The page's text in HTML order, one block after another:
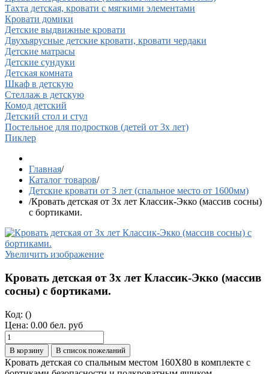
Тахта детская, кровати с мягкими элементами
Кровати домики
Детские выдвижные кровати
Двухъярусные детские кровати, кровати чердаки
Детские матрасы
Детские сундуки
Детская комната
Шкаф в детскую
Стеллаж в детскую
Комод детский
Детский стол и стул
Постельное для подростков (детей от 3х лет)
Пиклер
Главная/
Каталог товаров/
Детские кровати от 3 лет (спальное место от 1600мм)
/Кровать детская от 3х лет Классик-Экко (массив сосны)
с бортиками.
Увеличить изображение
Кровать детская от 3х лет Классик-Экко (массив
сосны) с бортиками.
Код: ()
Цена: 0.00 бел. руб
В корзину В список пожеланий
Кровать детская со спальным местом 160Х80 в комплекте с